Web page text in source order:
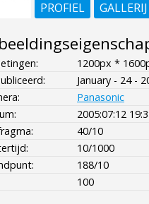
PROFIEL
GALLERIJ
1200px *
January - 24 -
Panasonic
2005:07:12
40/10
10/1000
188/10
100